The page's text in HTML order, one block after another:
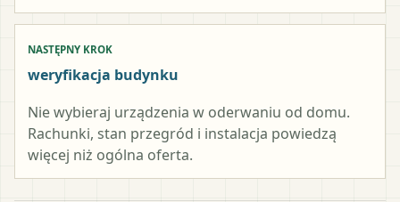
NASTĘPNY KROK
weryfikacja budynku
Nie wybieraj urządzenia w oderwaniu od domu.
Rachunki, stan przegród i instalacja powiedzą
więcej niż ogólna oferta.